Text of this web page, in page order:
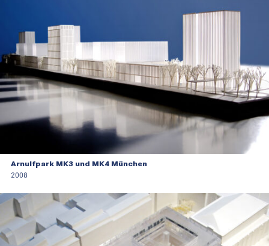
Arnulfpark MK3 und MK4 München
2008